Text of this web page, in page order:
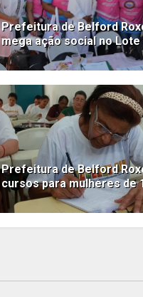
Prefeitura de Belford
mega ação social no Lote
Prefeitura de Belford
cursos para mulheres de